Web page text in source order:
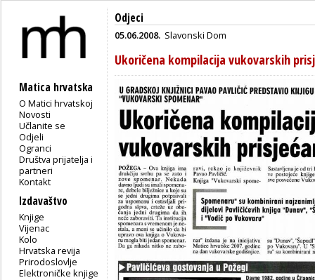
Matica hrvatska
O Matici hrvatskoj
Novosti
Učlanite se
Odjeli
Ogranci
Društva prijatelja i
partneri
Kontakt
Izdavaštvo
Knjige
Vijenac
Kolo
Hrvatska revija
Prirodoslovlje
Elektroničke knjige
Odjeci
05.06.2008. Slavonski Dom
Ukoričena kompilacija vukovarskih